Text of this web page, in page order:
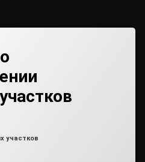
участков